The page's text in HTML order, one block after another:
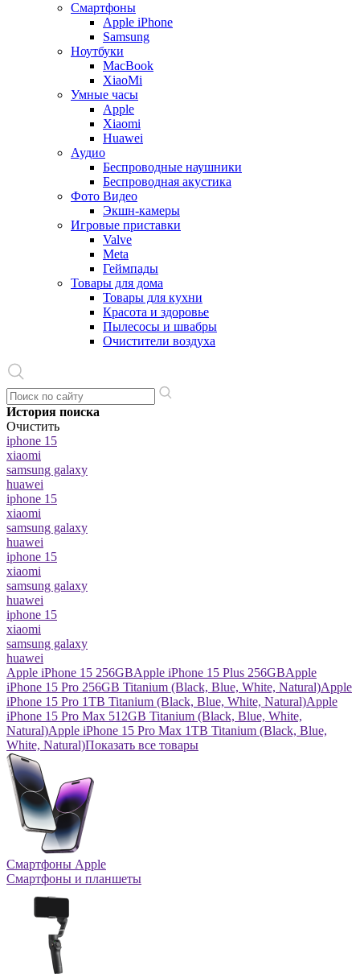
Cмартфоны
Apple iPhone
Samsung
Ноутбуки
MacBook
XiaoMi
Умные часы
Apple
Xiaomi
Huawei
Аудио
Беспроводные наушники
Беспроводная акустика
Фото Видео
Экшн-камеры
Игровые приставки
Valve
Meta
Геймпады
Товары для дома
Товары для кухни
Красота и здоровье
Пылесосы и швабры
Очистители воздуха
История поиска
Очистить
iphone 15
xiaomi
samsung galaxy
huawei
iphone 15
xiaomi
samsung galaxy
huawei
iphone 15
xiaomi
samsung galaxy
huawei
iphone 15
xiaomi
samsung galaxy
huawei
Apple iPhone 15 256GBApple iPhone 15 Plus 256GBApple
iPhone 15 Pro 256GB Titanium (Black, Blue, White, Natural)Apple
iPhone 15 Pro 1TB Titanium (Black, Blue, White, Natural)Apple
iPhone 15 Pro Max 512GB Titanium (Black, Blue, White,
Natural)Apple iPhone 15 Pro Max 1TB Titanium (Black, Blue,
White, Natural)Показать все товары
Смартфоны Apple
Смартфоны и планшеты